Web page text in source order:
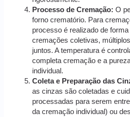
Processo de Cremação: O
forno crematório. Para
processo é realizado de
cremações coletivas,
juntos. A temperatura é
completa cremação e a
individual.
Coleta e Preparação das
as cinzas são coletadas e
processadas para serem
da cremação individual) ou